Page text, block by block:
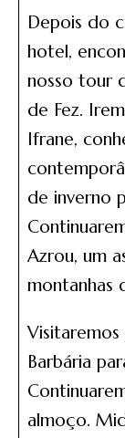
Depois do
hotel,
nosso tour
de Fez.
Ifrane,
de inverno
Azrou, um
montanhas
Barbária
almoço.